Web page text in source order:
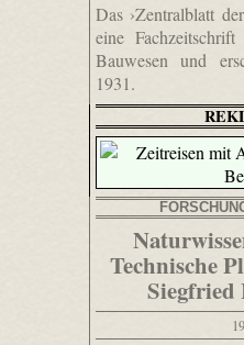
Das ›Zentralblatt
eine
Bauwesen und
1931.
Technische